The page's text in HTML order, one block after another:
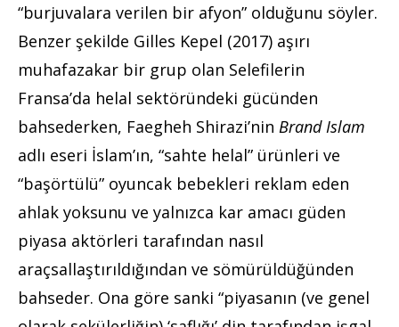
“burjuvalara verilen bir afyon” olduğunu söyler.
Benzer şekilde Gilles Kepel (2017) aşırı
muhafazakar bir grup olan Selefilerin
Fransa’da helal sektöründeki gücünden
bahsederken, Faegheh Shirazi’nin Brand Islam
adlı eseri İslam’ın, “sahte helal” ürünleri ve
“başörtülü” oyuncak bebekleri reklam eden
ahlak yoksunu ve yalnızca kar amacı güden
piyasa aktörleri tarafından nasıl
araçsallaştırıldığından ve sömürüldüğünden
bahseder. Ona göre sanki “piyasanın (ve genel